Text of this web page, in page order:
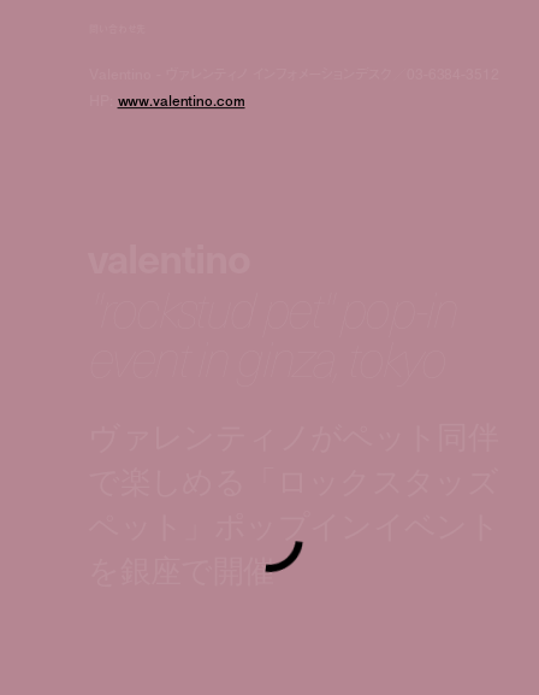
www.valentino.com
を銀座で開催